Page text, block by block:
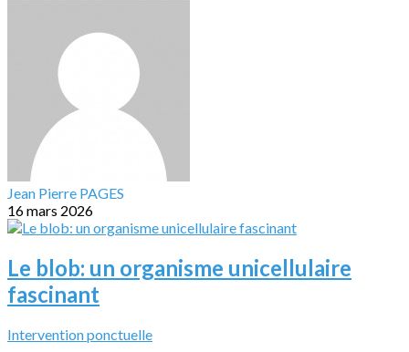
Jean Pierre PAGES
16 mars 2026
Le blob: un organisme unicellulaire
fascinant
Intervention ponctuelle